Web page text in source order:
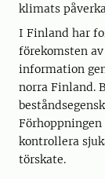
klimats
I Finland har
förekomsten
information
norra Finland.
kontrollera
törskate.